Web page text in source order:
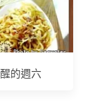
的週六